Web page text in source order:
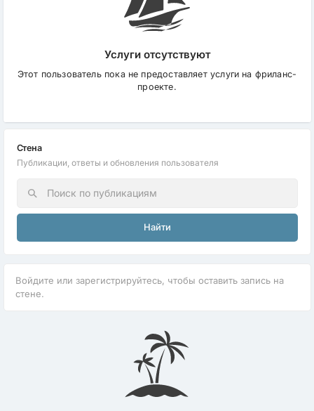
Услуги отсутствуют
Этот пользователь пока не предоставляет услуги на фриланс-
проекте.
Стена
Публикации, ответы и обновления пользователя
Найти
Войдите или зарегистрируйтесь, чтобы оставить запись на
стене.